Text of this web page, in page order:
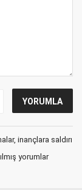
inançlara saldırı
yorumlar